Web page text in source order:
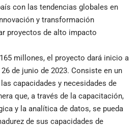
con las tendencias globales en
y transformación
proyectos de alto impacto
millones, el proyecto dará inicio a
de junio de 2023. Consiste en un
capacidades y necesidades de
que, a través de la capacitación,
y la analítica de datos, se pueda
de sus capacidades de